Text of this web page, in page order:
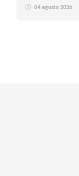
04 agosto 2026